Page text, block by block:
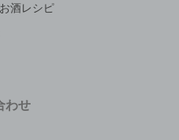
酒レシピ
わせ